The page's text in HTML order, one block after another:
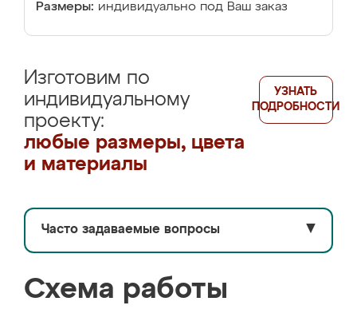
Размеры: индивидуально под Ваш заказ
Изготовим по
индивидуальному
проекту:
любые размеры, цвета
и материалы
УЗНАТЬ
ПОДРОБНОСТИ
Часто задаваемые вопросы ▼
Схема работы